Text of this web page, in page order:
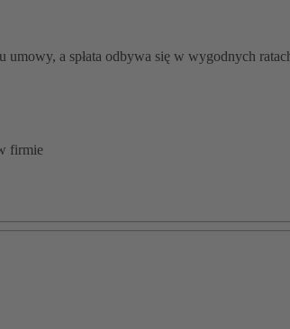
umowy, a spłata odbywa się w wygodnych
firmie